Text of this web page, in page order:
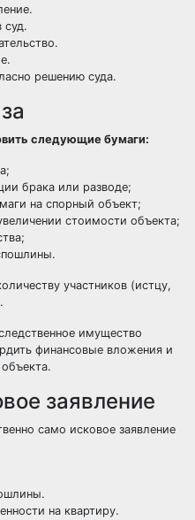
суд.
решению суда.
следующие бумаги:
брака или разводе;
на спорный объект;
стоимости объекта;
участников (истцу,
имущество
финансовые вложения и
заявление
само исковое заявление
на квартиру.